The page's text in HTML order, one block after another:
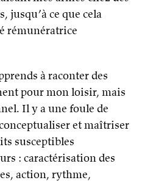
jusqu’à ce que cela
rémunératrice
à raconter des
pour mon loisir, mais
Il y a une foule de
et maîtriser
susceptibles
: caractérisation des
action, rythme,